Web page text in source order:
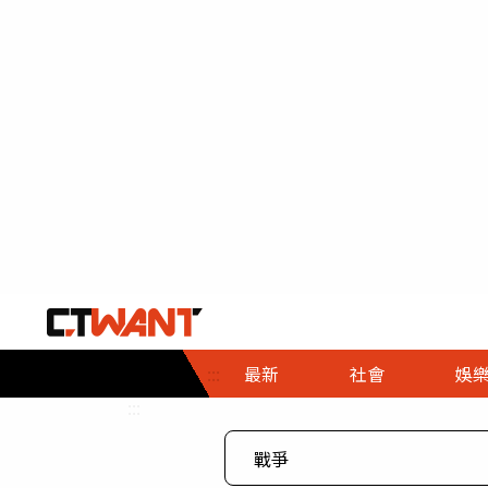
::: 最新 社會
社會首頁
時事
娛樂
娛樂首頁
即時
專題
財經首頁
熱線
３Ｃ
政